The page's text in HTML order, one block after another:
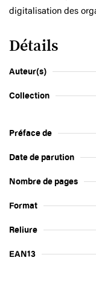
digitalisation des
Détails
Auteur(s)
Collection
Préface de
Date de parution
Nombre de pages
Format
Reliure
EAN13